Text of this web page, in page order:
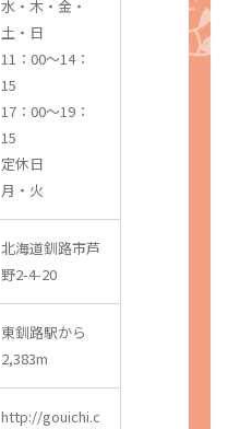
水・木・金・
土・日
11：00〜14：
15
17：00〜19：
15
定休日
月・火
北海道釧路市芦
野2-4-20
東釧路駅から
2,383m
http://gouichi.c